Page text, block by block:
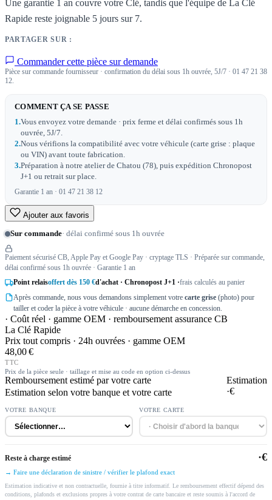
Une garantie 1 an couvre votre Clé, tandis que l'équipe de La Clé
Rapide reste joignable 5 jours sur 7.
PARTAGER SUR :
Commander cette pièce sur demande
Pièce sur commande fournisseur · confirmation du délai sous 1h ouvrée, 5J/7 · 01 47 21 38
12.
COMMENT ÇA SE PASSE
1.Vous envoyez votre demande · prix ferme et délai confirmés sous 1h
ouvrée, 5J/7.
2.Nous vérifions la compatibilité avec votre véhicule (carte grise : plaque
ou VIN) avant toute fabrication.
3.Préparation à notre atelier de Chatou (78), puis expédition Chronopost
J+1 ou retrait sur place.
Garantie 1 an · 01 47 21 38 12
Ajouter aux favoris
Sur commande· délai confirmé sous 1h ouvrée
Paiement sécurisé CB, Apple Pay et Google Pay · cryptage TLS · Préparée sur commande,
délai confirmé sous 1h ouvrée · Garantie 1 an
Point relaisoffert dès 150 €d'achat · Chronopost J+1 ·frais calculés au panier
Après commande, nous vous demandons simplement votre carte grise (photo) pour
tailler et coder la pièce à votre véhicule · aucune démarche en concession.
· Coût réel · gamme OEM · remboursement assurance CB
La Clé Rapide
Prix tout compris · 24h ouvrées · gamme OEM
48,00 €
TTC
Prix de la pièce seule · taillage et mise au code en option ci-dessus
Remboursement estimé par votre carte
Estimation selon votre banque et votre carte
Estimation
·€
VOTRE BANQUE VOTRE CARTE
Reste à charge estimé ·€
→ Faire une déclaration de sinistre / vérifier le plafond exact
Estimation indicative et non contractuelle, fournie à titre informatif. Le remboursement effectif dépend des
conditions, plafonds et exclusions propres à votre contrat de carte bancaire et reste soumis à l'accord de